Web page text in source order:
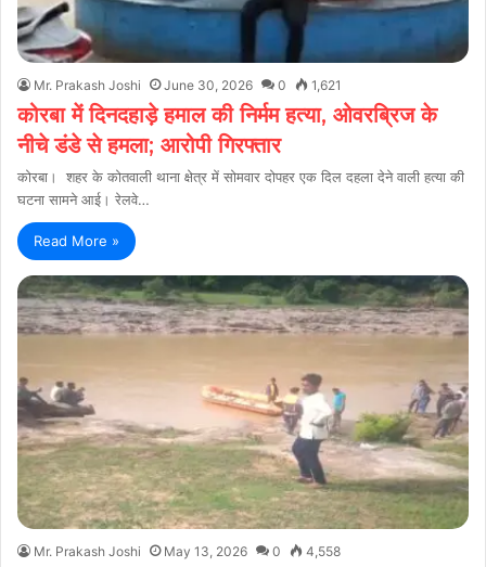
Mr. Prakash Joshi June 30, 2026 0 1,621
कोरबा में दिनदहाड़े हमाल की निर्मम हत्या, ओवरब्रिज के
नीचे डंडे से हमला; आरोपी गिरफ्तार
कोरबा। शहर के कोतवाली थाना क्षेत्र में सोमवार दोपहर एक दिल दहला देने वाली हत्या की
घटना सामने आई। रेलवे…
Read More »
Mr. Prakash Joshi May 13, 2026 0 4,558